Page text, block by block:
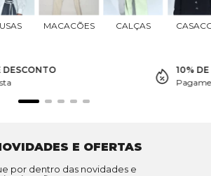
MACACÕES CALÇAS
DESCONTO
10%
E OFERTAS
por dentro das novidades e